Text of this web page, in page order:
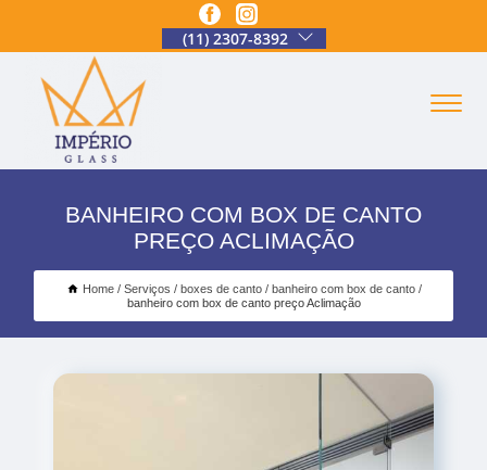
(11) 2307-8392
BANHEIRO COM BOX DE CANTO
PREÇO ACLIMAÇÃO
Home Serviços boxes de canto
banheiro com box de canto
banheiro com box de canto preço Aclimação